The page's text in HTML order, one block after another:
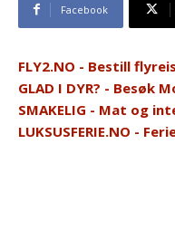
Facebook
FLY2.NO - Bestill
GLAD I DYR? - Besøk
SMAKELIG - Mat og
LUKSUSFERIE.NO -